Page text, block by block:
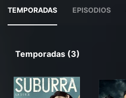
TEMPORADAS EPISODIOS
Temporadas (3)